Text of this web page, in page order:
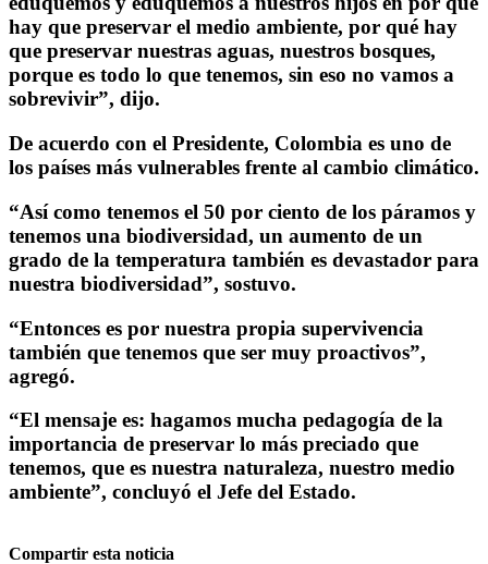
hay que preservar el medio ambiente, por qué hay
que preservar nuestras aguas, nuestros bosques,
porque es todo lo que tenemos, sin eso no vamos a
sobrevivir”, dijo.
De acuerdo con el Presidente, Colombia es uno de
los países más vulnerables frente al cambio climático.
“Así como tenemos el 50 por ciento de los páramos y
tenemos una biodiversidad, un aumento de un
grado de la temperatura también es devastador para
nuestra biodiversidad”, sostuvo.
“Entonces es por nuestra propia supervivencia
también que tenemos que ser muy proactivos”,
agregó.
“El mensaje es: hagamos mucha pedagogía de la
importancia de preservar lo más preciado que
tenemos, que es nuestra naturaleza, nuestro medio
ambiente”, concluyó el Jefe del Estado.
Compartir esta noticia